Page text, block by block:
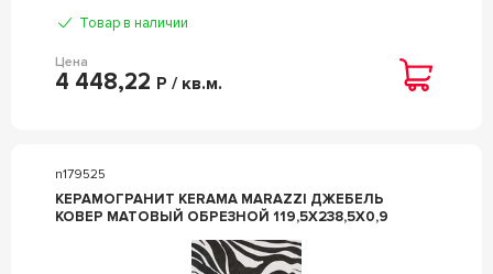
Товар в наличии
Цена
4 448,22 Р / кв.м.
n179525
КЕРАМОГРАНИТ KERAMA MARAZZI ДЖЕБЕЛЬ
КОВЕР МАТОВЫЙ ОБРЕЗНОЙ 119,5X238,5X0,9